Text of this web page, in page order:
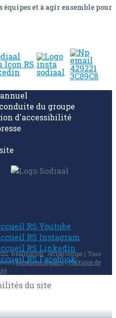
et à agir ensemble pour
du groupe
d'accessibilité
Réalisation : AttrapTemps | Tous
|Mentions légales|Politique de
du site